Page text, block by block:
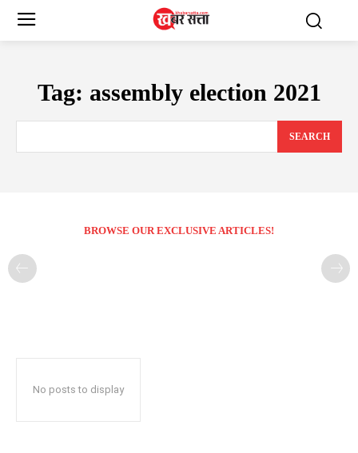
Tag: assembly election 2021
SEARCH
BROWSE OUR EXCLUSIVE ARTICLES!
No posts to display